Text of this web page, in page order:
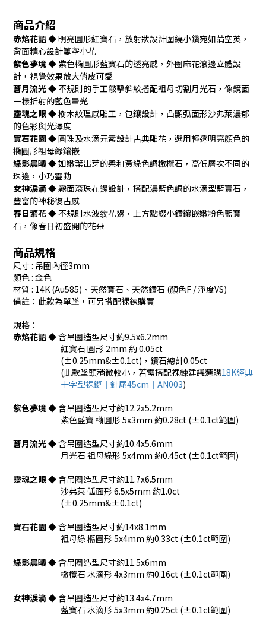
商品介紹
赤焰花語◆ 明亮圓形紅寶石，放射狀設計圍繞小鑽宛如蒲空英，
背面精心設計簍空小花
紫色夢境◆ 紫色橢圓形藍寶石的透亮感，外圈麻花滾邊立體設
計，視覺效果放大俏皮可愛
蒼月流光◆ 不規則的手工敲擊斜紋搭配祖母切割月光石，像鏡面
一樣折射的藍色暈光
靈魂之眼◆ 樹木紋理感雕工，包鑲設計，凸顯弧面形沙弗萊濃郁
的色彩與光澤度
寶石花園 ◆ 圓珠及水滴元素設計古典雕花，選用輕透明亮顏色的
橢圓形祖母綠鑲嵌
綠影晨曦◆ 如嫩葉出芽的柔和黃綠色調橄欖石，高低層次不同的
珠邊，小巧靈動
女神淚滴◆ 霧面滾珠花邊設計，搭配濃藍色調的水滴型藍寶石，
豐富的神秘復古感
春日繁花◆ 不規則水波纹花邊，上方點綴小鑽鑲嵌嫩粉色藍寶
石，像春日初盛開的花朵
商品規格
尺寸 : 吊圈內徑3mm
顏色 : 金色
材質 : 14K (Au585)、天然寶石、天然鑽石 (顏色F / 淨度VS)
備註：此款為單墜，可另搭配裸鍊購買
規格：
赤焰花語◆含吊圈造型尺寸約9.5x6.2mm
紅寶石 圓形 2mm 約 0.05ct
(±0.25mm&±0.1ct)，鑽石總計0.05ct
(此款墜頭稍微較小，若需搭配裸鍊建議選購18K經典
十字型裸鏈｜針尾45cm｜AN003)
紫色夢境◆含吊圈造型尺寸約12.2x5.2mm
紫色藍寶 橢圓形 5x3mm 約0.28ct (±0.1ct範圍)
蒼月流光◆含吊圈造型尺寸約10.4x5.6mm
月光石 祖母綠形 5x4mm 約0.45ct (±0.1ct範圍)
靈魂之眼◆含吊圈造型尺寸約11.7x6.5mm
沙弗萊 弧面形 6.5x5mm 約1.0ct
(±0.25mm&±0.1ct)
寶石花園 ◆含吊圈造型尺寸約14x8.1mm
祖母綠 橢圓形 5x4mm 約0.33ct (±0.1ct範圍)
綠影晨曦◆含吊圈造型尺寸約11.5x6mm
橄欖石 水滴形 4x3mm 約0.16ct (±0.1ct範圍)
女神淚滴◆含吊圈造型尺寸約13.4x4.7mm
藍寶石 水滴形 5x3mm 約0.25ct (±0.1ct範圍)